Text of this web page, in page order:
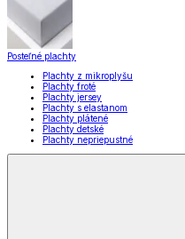
Posteľné plachty
Plachty z mikroplyšu
Plachty froté
Plachty jersey
Plachty s elastanom
Plachty plátené
Plachty detské
Plachty nepriepustné